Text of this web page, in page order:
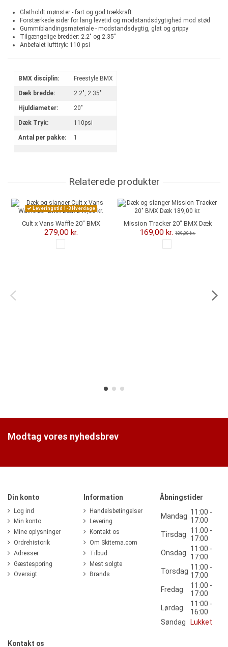
Glatholdt mønster - fart og god trækkraft
Forstærkede sider for lang levetid og modstandsdygtighed mod stød
Gummiblandingsmateriale - modstandsdygtig, glat og grippy
Tilgængelige bredder: 2.2" og 2.35"
Anbefalet lufttryk: 110 psi
BMX disciplin: Freestyle BMX
Dæk bredde: 2.2", 2.35"
Hjuldiameter: 20"
Dæk Tryk: 110psi
Antal per pakke: 1
Relaterede produkter
Leveringstid 1-3 Hverdage
Cult x Vans Waffle 20" BMX
Dæk
279,00 kr.
-20,00 kr.
Mission Tracker 20" BMX Dæk
169,00 kr.189,00 kr.
Modtag vores nyhedsbrev
Din konto
Log ind
Min konto
Mine oplysninger
Ordrehistorik
Adresser
Gæstesporing
Oversigt
Information
Handelsbetingelser
Levering
Kontakt os
Om Skitema.com
Tilbud
Mest solgte
Brands
Åbningstider
Mandag 11:00 -
17:00
Tirsdag
11:00 -
17:00
Onsdag
11:00 -
17:00
Torsdag 11:00 -
17:00
Fredag
11:00 -
17:00
Lørdag
11:00 -
16:00
Søndag
Lukket
Kontakt os